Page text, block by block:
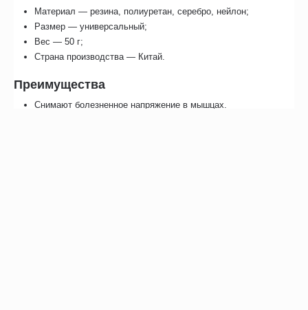
Материал — резина, полиуретан, серебро, нейлон;
Размер — универсальный;
Вес — 50 г;
Страна производства — Китай.
Преимущества
Снимают болезненное напряжение в мышцах.